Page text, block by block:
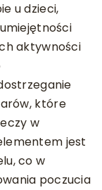
u dzieci,
aktywności
które
w
jest
co w
poczucia